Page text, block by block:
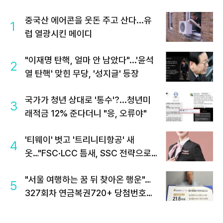
1
중국산 에어콘을 웃돈 주고 산다...유
럽 열광시킨 메이디
2
"이재명 탄핵, 얼마 안 남았다"...'윤석
열 탄핵' 맞힌 무당, '성지글' 등장
3
국가가 청년 상대로 '통수'?...청년미
래적금 12% 준다더니 "응, 오류야"
4
'티웨이' 벗고 '트리니티항공' 새
옷…"FSC·LCC 틈새, SSC 전략으로
5
"서울 여행하는 꿈 뒤 찾아온 행운"…
327회차 연금복권720+ 당첨번호조